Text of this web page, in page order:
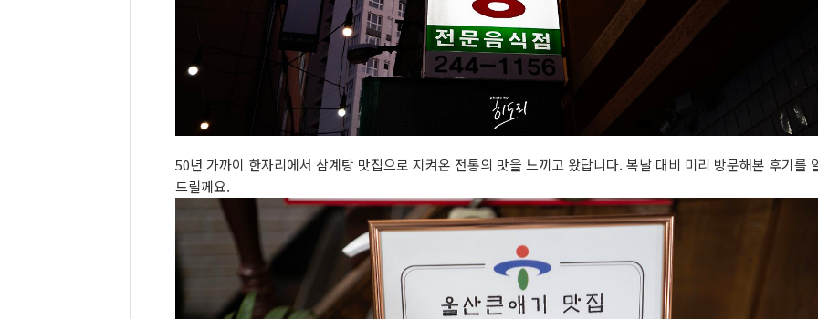
50년 가까이 한자리에서 삼계탕 맛집으로 지켜온 전통의 맛을 느끼고 왔답니다. 복날 대비 미리 방문해본 후기를
드릴께요.